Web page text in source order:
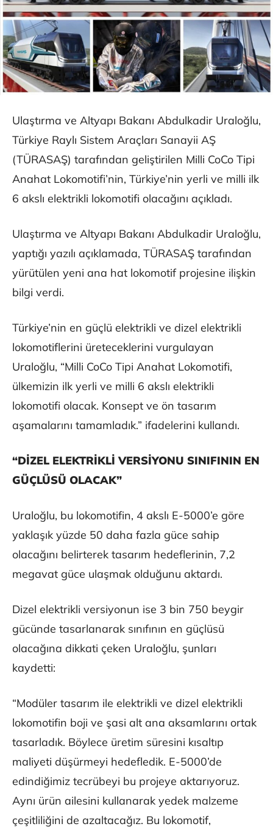
Ulaştırma ve Altyapı Bakanı Abdulkadir Uraloğlu,
Türkiye Raylı Sistem Araçları Sanayii AŞ
(TÜRASAŞ) tarafından geliştirilen Milli CoCo Tipi
Anahat Lokomotifi’nin, Türkiye’nin yerli ve milli ilk
6 akslı elektrikli lokomotifi olacağını açıkladı.
Ulaştırma ve Altyapı Bakanı Abdulkadir Uraloğlu,
yaptığı yazılı açıklamada, TÜRASAŞ tarafından
yürütülen yeni ana hat lokomotif projesine ilişkin
bilgi verdi.
Türkiye’nin en güçlü elektrikli ve dizel elektrikli
lokomotiflerini üreteceklerini vurgulayan
Uraloğlu, “Milli CoCo Tipi Anahat Lokomotifi,
ülkemizin ilk yerli ve milli 6 akslı elektrikli
lokomotifi olacak. Konsept ve ön tasarım
aşamalarını tamamladık.” ifadelerini kullandı.
“DİZEL ELEKTRİKLİ VERSİYONU SINIFININ EN
GÜÇLÜSÜ OLACAK”
Uraloğlu, bu lokomotifin, 4 akslı E-5000’e göre
yaklaşık yüzde 50 daha fazla güce sahip
olacağını belirterek tasarım hedeflerinin, 7,2
megavat güce ulaşmak olduğunu aktardı.
Dizel elektrikli versiyonun ise 3 bin 750 beygir
gücünde tasarlanarak sınıfının en güçlüsü
olacağına dikkati çeken Uraloğlu, şunları
kaydetti:
“Modüler tasarım ile elektrikli ve dizel elektrikli
lokomotifin boji ve şasi alt ana aksamlarını ortak
tasarladık. Böylece üretim süresini kısaltıp
maliyeti düşürmeyi hedefledik. E-5000’de
edindiğimiz tecrübeyi bu projeye aktarıyoruz.
Aynı ürün ailesini kullanarak yedek malzeme
çeşitliliğini de azaltacağız. Bu lokomotif,